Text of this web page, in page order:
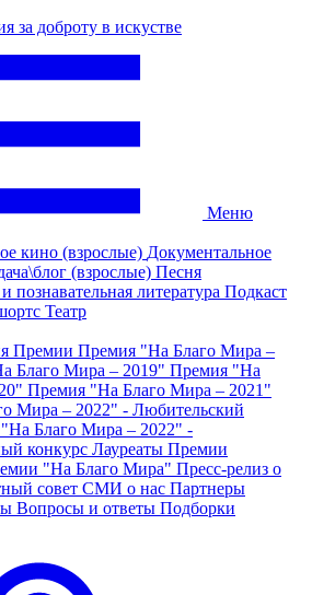
за доброту в искустве
Меню
кино (взрослые) Документальное
(взрослые) Песня
познавательная литература Подкаст
Театр
Премии Премия "На Благо Мира –
Благо Мира – 2019" Премия "На
Премия "На Благо Мира – 2021"
Мира – 2022" - Любительский
Благо Мира – 2022" -
конкурс Лауреаты Премии
"На Благо Мира" Пресс-релиз о
совет СМИ о нас Партнеры
Вопросы и ответы Подборки